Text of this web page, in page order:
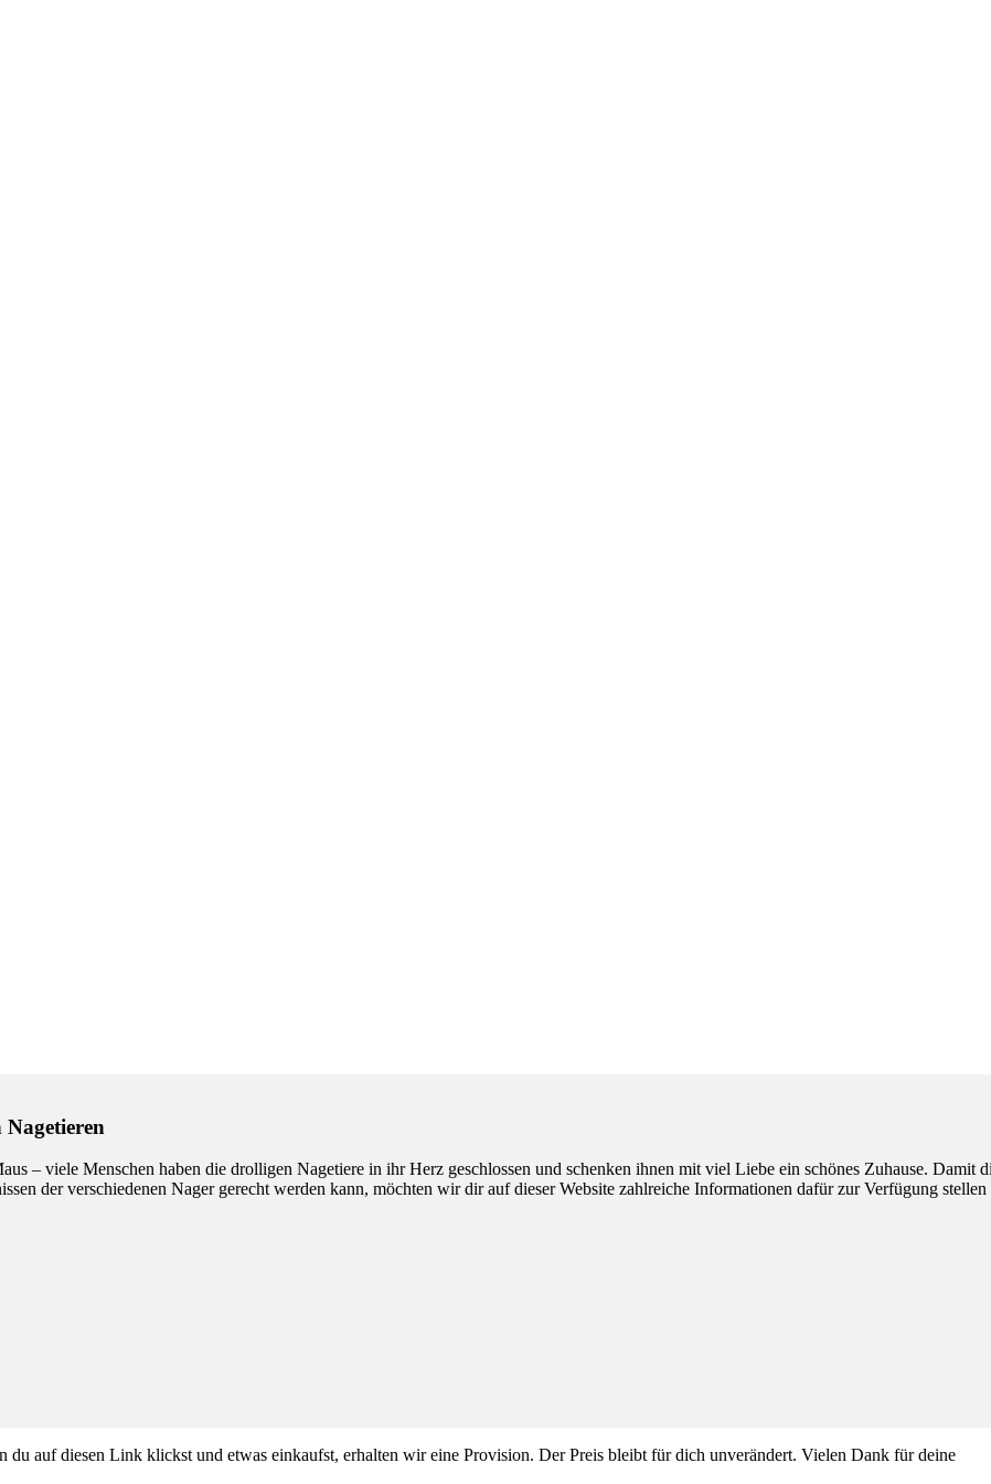
– viele Menschen haben die drolligen Nagetiere in ihr Herz geschlossen und schenken ihnen mit viel Liebe ein schönes Zuhause. Damit
der verschiedenen Nager gerecht werden kann, möchten wir dir auf dieser Website zahlreiche Informationen dafür zur Verfügung stellen
auf diesen Link klickst und etwas einkaufst, erhalten wir eine Provision. Der Preis bleibt für dich unverändert. Vielen Dank für deine